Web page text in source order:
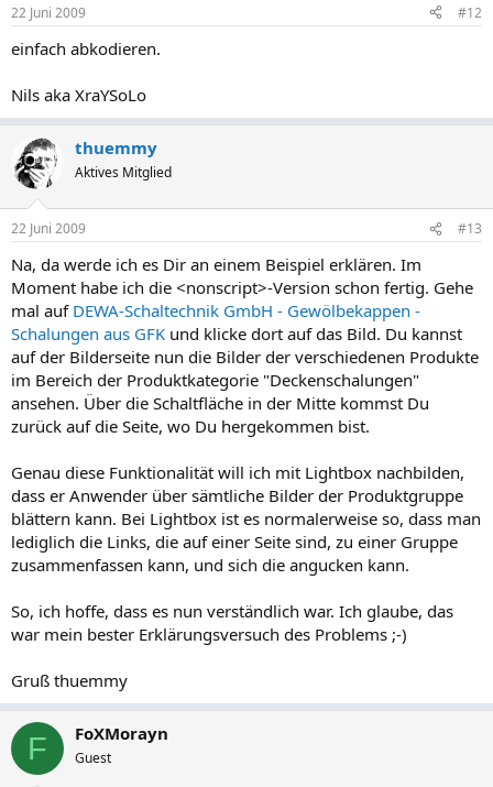
22 Juni 2009 #12
einfach abkodieren.
Nils aka XraYSoLo
thuemmy
Aktives Mitglied
22 Juni 2009 #13
Na, da werde ich es Dir an einem Beispiel erklären. Im
Moment habe ich die <nonscript>-Version schon fertig. Gehe
mal auf DEWA-Schaltechnik GmbH - Gewölbekappen -
Schalungen aus GFK und klicke dort auf das Bild. Du kannst
auf der Bilderseite nun die Bilder der verschiedenen Produkte
im Bereich der Produktkategorie "Deckenschalungen"
ansehen. Über die Schaltfläche in der Mitte kommst Du
zurück auf die Seite, wo Du hergekommen bist.
Genau diese Funktionalität will ich mit Lightbox nachbilden,
dass er Anwender über sämtliche Bilder der Produktgruppe
blättern kann. Bei Lightbox ist es normalerweise so, dass man
lediglich die Links, die auf einer Seite sind, zu einer Gruppe
zusammenfassen kann, und sich die angucken kann.
So, ich hoffe, dass es nun verständlich war. Ich glaube, das
war mein bester Erklärungsversuch des Problems ;-)
Gruß thuemmy
F FoXMorayn
Guest